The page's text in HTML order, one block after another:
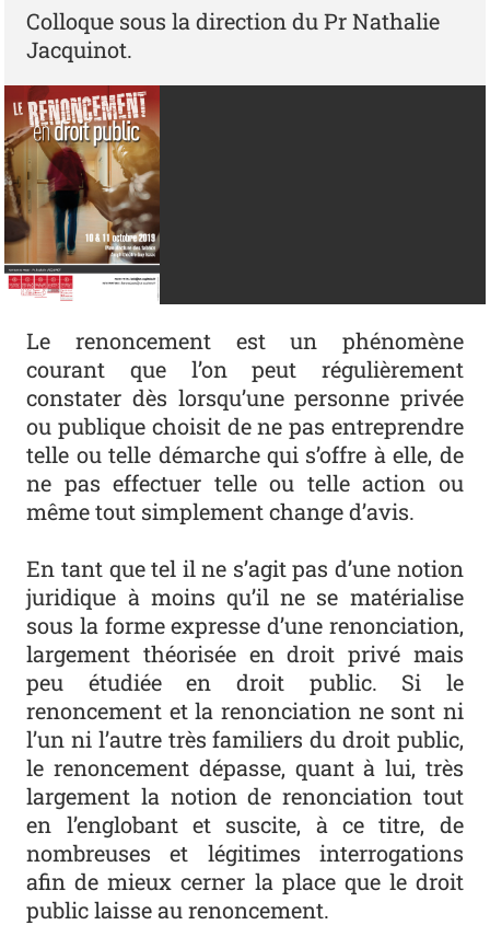
Colloque sous la direction du Pr Nathalie
Jacquinot.
Le renoncement est un phénomène
courant que l’on peut régulièrement
constater dès lorsqu’une personne privée
ou publique choisit de ne pas entreprendre
telle ou telle démarche qui s’offre à elle, de
ne pas effectuer telle ou telle action ou
même tout simplement change d’avis.
En tant que tel il ne s’agit pas d’une notion
juridique à moins qu’il ne se matérialise
sous la forme expresse d’une renonciation,
largement théorisée en droit privé mais
peu étudiée en droit public. Si le
renoncement et la renonciation ne sont ni
l’un ni l’autre très familiers du droit public,
le renoncement dépasse, quant à lui, très
largement la notion de renonciation tout
en l’englobant et suscite, à ce titre, de
nombreuses et légitimes interrogations
afin de mieux cerner la place que le droit
public laisse au renoncement.